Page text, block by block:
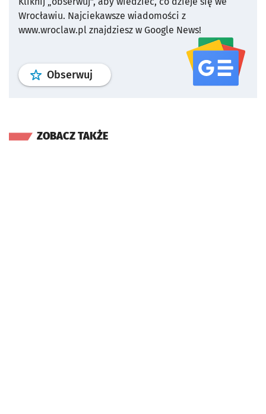
Wrocławiu. Najciekawsze wiadomości z
www.wroclaw.pl znajdziesz w Google News!
Obserwuj profil serwisu
ZOBACZ TAKŻE